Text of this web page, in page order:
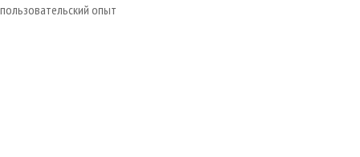
пользовательский опыт